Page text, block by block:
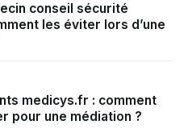
conseil sécurité
les éviter lors d’une
medicys.fr : comment
pour une médiation ?